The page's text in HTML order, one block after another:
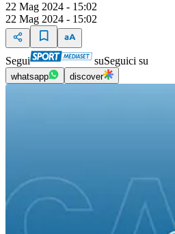
22 Mag 2024 - 15:02
22 Mag 2024 - 15:02
Segui suSeguici su
whatsapp discover